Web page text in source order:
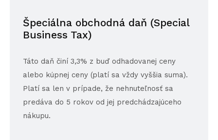
Špeciálna obchodná daň (Special
Business Tax)
Táto daň činí 3,3% z buď odhadovanej ceny
alebo kúpnej ceny (platí sa vždy vyššia suma).
Platí sa len v prípade, že nehnuteľnosť sa
predáva do 5 rokov od jej predchádzajúceho
nákupu.